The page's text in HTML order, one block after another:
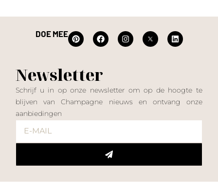
DOE MEE
Newsletter
Schrijf u in op onze newsletter om op de hoogte te
blijven van Champagne nieuws en ontvang onze
aanbiedingen